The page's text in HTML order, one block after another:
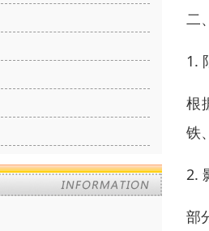
二
1.
根
铁
2.
部